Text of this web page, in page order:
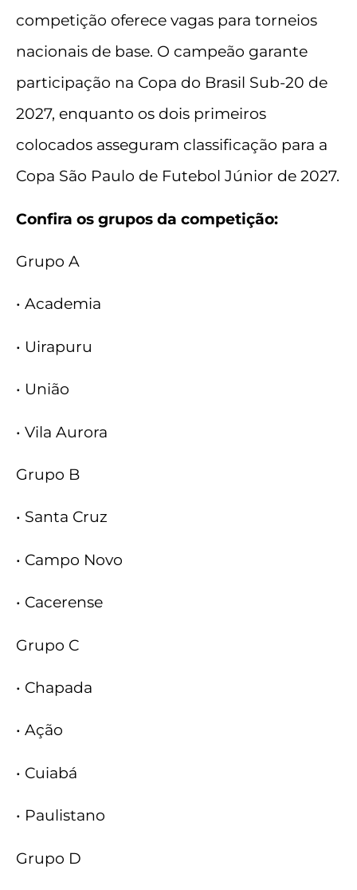
competição oferece vagas para torneios
nacionais de base. O campeão garante
participação na Copa do Brasil Sub-20 de
2027, enquanto os dois primeiros
colocados asseguram classificação para a
Copa São Paulo de Futebol Júnior de 2027.
Confira os grupos da competição:
Grupo A
• Academia
• Uirapuru
• União
• Vila Aurora
Grupo B
• Santa Cruz
• Campo Novo
• Cacerense
Grupo C
• Chapada
• Ação
• Cuiabá
• Paulistano
Grupo D